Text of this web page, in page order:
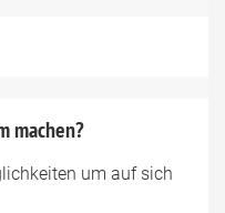
machen?
um auf sich